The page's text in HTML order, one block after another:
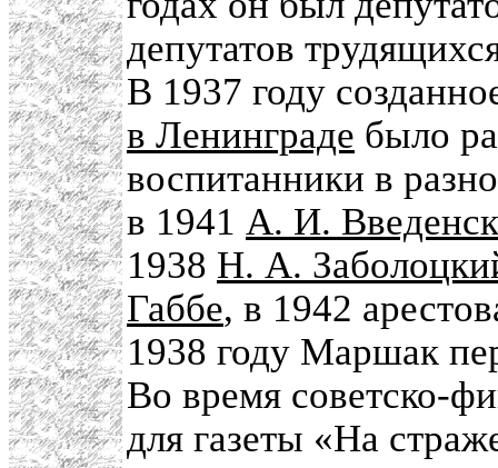
депутатов
В 1937 году
в Ленинграде было
воспитанники в
в 1941 А. И.
1938 Н. А.
Габбе, в 1942
1938 году Маршак
Во время советско-
для газеты «На